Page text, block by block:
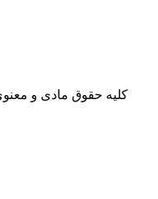
کلیه حقوق مادی و